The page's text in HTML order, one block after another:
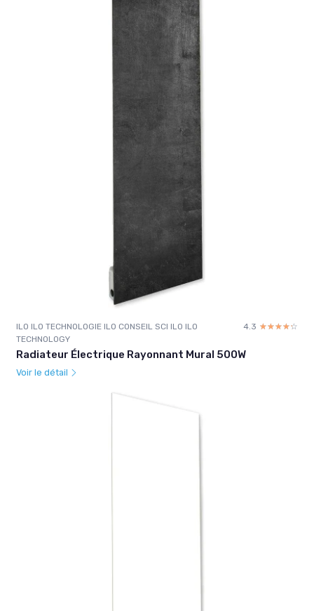
ILO ILO TECHNOLOGIE ILO CONSEIL SCI ILO ILO
TECHNOLOGY
4.3 ☆☆☆☆☆
★★★★★
Radiateur Électrique Rayonnant Mural 500W
Voir le détail